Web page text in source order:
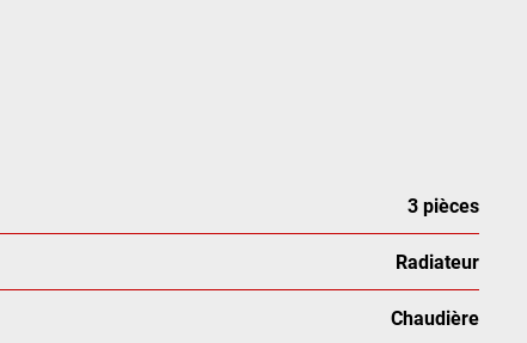
3 pièces
Radiateur
Chaudière